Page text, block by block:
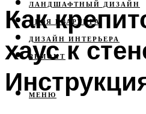
ЛАНДШАФТНЫЙ ДИЗАЙН
СВОЯ КВАРТИРА
ДИЗАЙН ИНТЕРЬЕРА
РЕМОНТ
МЕНЮ
Как
хаус к